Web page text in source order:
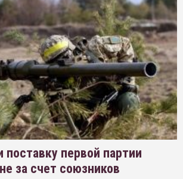
первой партии
за счет союзников